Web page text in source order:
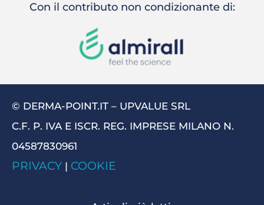
Con il contributo non condizionante di:
© DERMA-POINT.IT – UPVALUE SRL
C.F. P. IVA E ISCR. REG. IMPRESE MILANO N.
04587830961
PRIVACY | COOKIE